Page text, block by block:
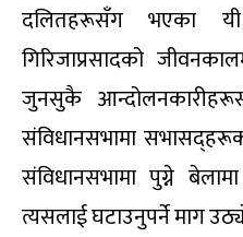
दलितहरूसँग भएका
गिरिजाप्रसादको
जुनसुकै
संविधानसभामा
संविधानसभामा पुग्ने
त्यसलाई घटाउनुपर्ने माग